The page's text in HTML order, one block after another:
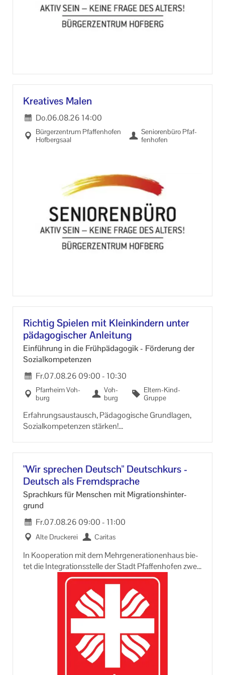
Krea­ti­ves Malen
Do.06.08.26 14:00
Bür­ger­zen­trum Pfaf­fen­ho­fen
Hof­berg­saal
Se­nio­ren­bü­ro Pfaf­
fen­ho­fen
Rich­tig Spie­len mit Klein­kin­dern unter
päd­ago­gi­scher An­lei­tung
Ein­füh­rung in die Früh­päd­ago­gik - För­de­rung der
So­zi­al­kom­pe­ten­zen
Fr.07.08.2609:00- 10:30
Pfarr­heim Voh­
burg
Voh­
burg
Eltern-​Kind-
Gruppe
Er­fah­rungs­aus­tausch, Päd­ago­gi­sche Grund­la­gen,
So­zi­al­kom­pe­ten­zen stär­ken!
"Wir spre­chen Deutsch" Deutsch­kurs -
Deutsch als Fremd­spra­che
Sprach­kurs für Men­schen mit Mi­gra­ti­ons­hin­ter­
grund
Fr.07.08.2609:00- 11:00
Alte Dru­cke­rei Ca­ri­tas
In Ko­ope­ra­ti­on mit dem Mehr­ge­nera­tio­nen­haus bie­
tet die In­te­gra­ti­ons­stel­le der Stadt Pfaf­fen­ho­fen zwei­
mal pro Woche einen Treff­punkt für zu­ge­wan­der­te
Men­schen, die in lo­cke­rer At­mo­sphä­re Deutsch spre­
chen, schrei­ben und üben wol­len.
Eh­ren­amt­li­che Hel­fe­rin­nen und Hel­fer mit Deutsch
als Mut­ter­spre­che sind sehr will­kom­men!
Kon­takt und In­for­ma­ti­on:
Frau­cke Schneider-​Lingnau, Ko­or­di­na­to­rin In­te­gra­ti­
Haupt­platz 1 08441 - 78-​2063; in­te­gra­ti­on@stadt-​